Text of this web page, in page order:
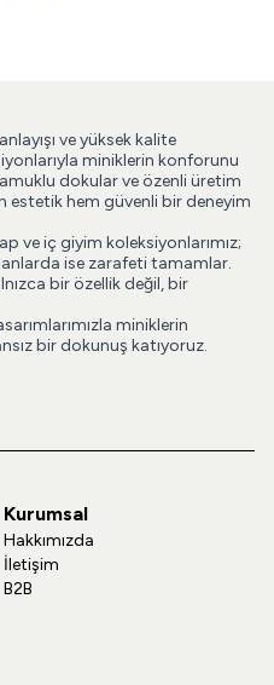
ve yüksek kalite
miniklerin konforunu
dokular ve özenli üretim
estetik hem güvenli bir deneyim
ve iç giyim koleksiyonlarımız;
anlarda ise zarafeti tamamlar.
bir özellik değil, bir
miniklerin
bir dokunuş katıyoruz.
Kurumsal
Hakkımızda
İletişim
B2B